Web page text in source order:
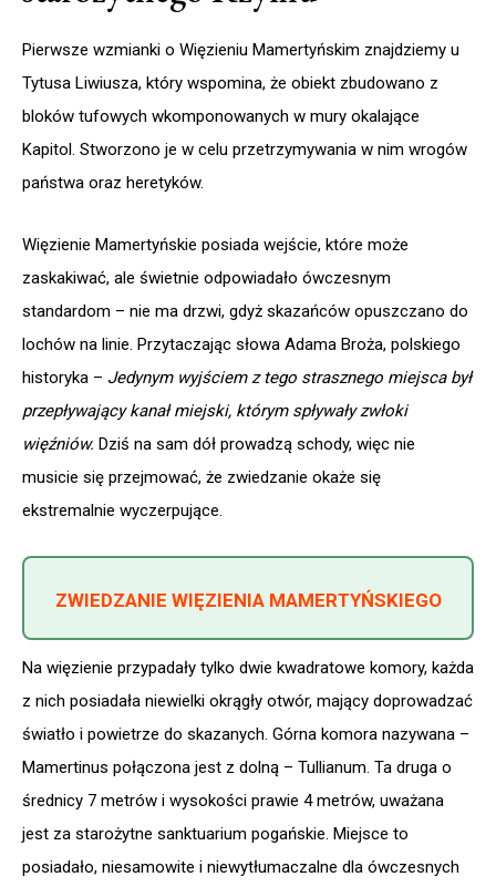
Pierwsze wzmianki o Więzieniu Mamertyńskim znajdziemy u
Tytusa Liwiusza, który wspomina, że obiekt zbudowano z
bloków tufowych wkomponowanych w mury okalające
Kapitol. Stworzono je w celu przetrzymywania w nim wrogów
państwa oraz heretyków.
Więzienie Mamertyńskie posiada wejście, które może
zaskakiwać, ale świetnie odpowiadało ówczesnym
standardom – nie ma drzwi, gdyż skazańców opuszczano do
lochów na linie. Przytaczając słowa Adama Broża, polskiego
historyka – Jedynym wyjściem z tego strasznego miejsca był
przepływający kanał miejski, którym spływały zwłoki
więźniów. Dziś na sam dół prowadzą schody, więc nie
musicie się przejmować, że zwiedzanie okaże się
ekstremalnie wyczerpujące.
ZWIEDZANIE WIĘZIENIA MAMERTYŃSKIEGO
Na więzienie przypadały tylko dwie kwadratowe komory, każda
z nich posiadała niewielki okrągły otwór, mający doprowadzać
światło i powietrze do skazanych. Górna komora nazywana –
Mamertinus połączona jest z dolną – Tullianum. Ta druga o
średnicy 7 metrów i wysokości prawie 4 metrów, uważana
jest za starożytne sanktuarium pogańskie. Miejsce to
posiadało, niesamowite i niewytłumaczalne dla ówczesnych